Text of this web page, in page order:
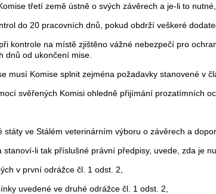
třetí země ústně o svých závěrech a je-li to
do 20 pracovních dnů, pokud obdrží veškeré
kontrole na místě zjištěno vážné nebezpečí pro
dnů od ukončení mise.
musí Komise splnit zejména požadavky stanovené v
svěřených Komisi ohledně přijímání prozatímních
státy ve Stálém veterinárním výboru o závěrech a
li tak příslušné právní předpisy, uvede, zda je
v první odrážce čl. 1 odst. 2,
uvedené ve druhé odrážce čl. 1 odst. 2,